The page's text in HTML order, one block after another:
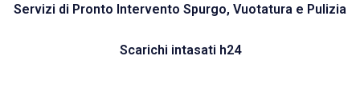
Servizi di Pronto Intervento Spurgo, Vuotatura e Pulizia
Scarichi intasati h24